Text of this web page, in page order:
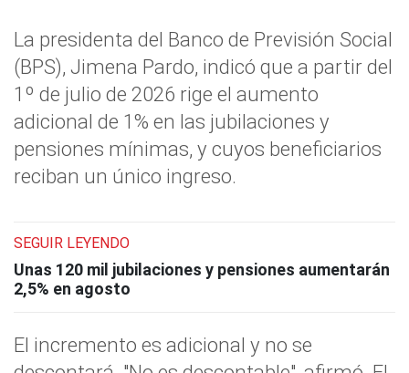
La presidenta del Banco de Previsión Social
(BPS), Jimena Pardo, indicó que a partir del
1º de julio de 2026 rige el aumento
adicional de 1% en las jubilaciones y
pensiones mínimas, y cuyos beneficiarios
reciban un único ingreso.
SEGUIR LEYENDO
Unas 120 mil jubilaciones y pensiones aumentarán
2,5% en agosto
El incremento es adicional y no se